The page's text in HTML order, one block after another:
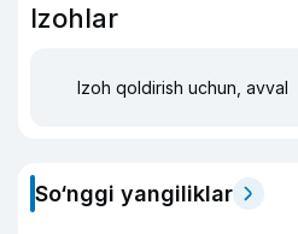
Izohlar
Izoh qoldirish uchun, avval
So‘nggi yangiliklar